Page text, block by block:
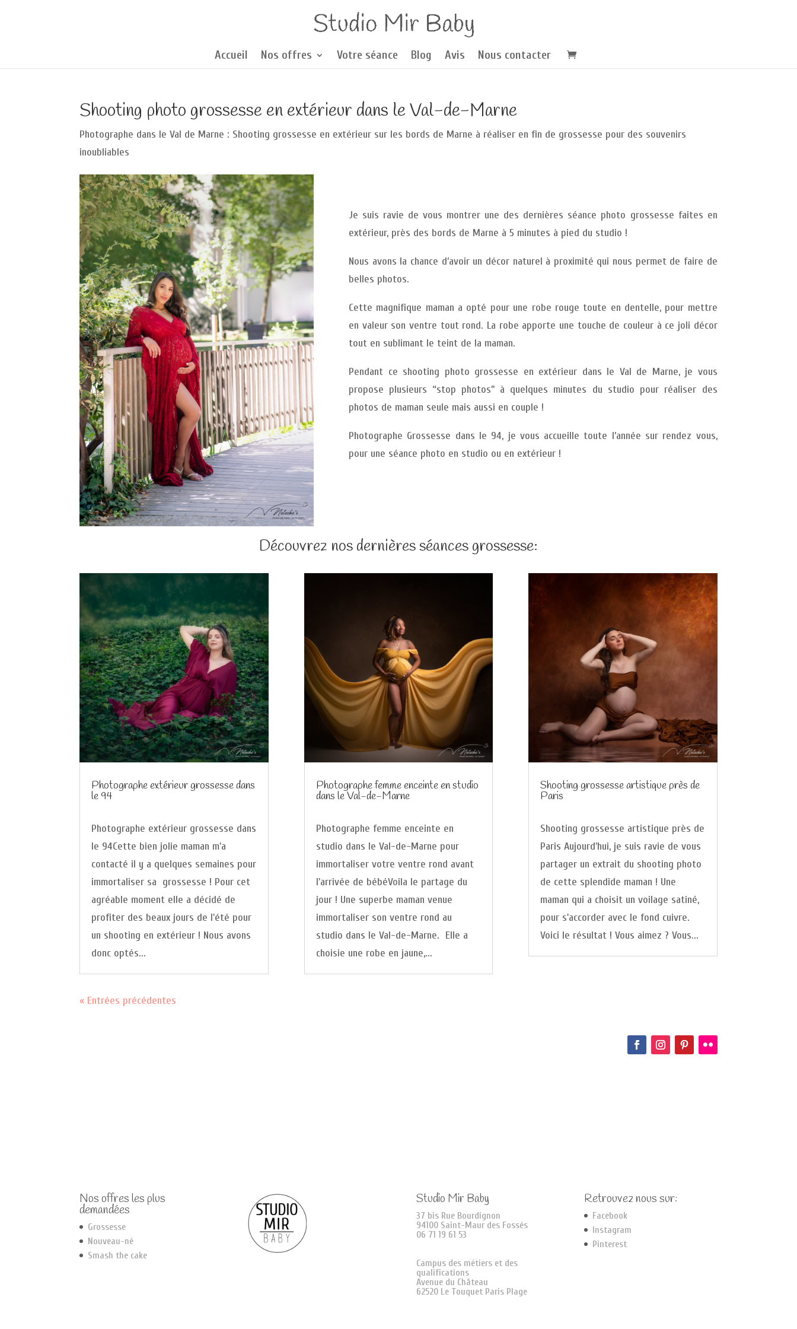
Accueil Nos offres Votre séance Blog Avis Nous contacter
Shooting photo grossesse en extérieur dans le Val-de-Marne
Photographe dans le Val de Marne : Shooting grossesse en extérieur sur les bords de Marne à réaliser en fin de grossesse pour des souvenirs
inoubliables
Je suis ravie de vous montrer une des dernières séance photo grossesse faites en
extérieur, près des bords de Marne à 5 minutes à pied du studio !
Nous avons la chance d’avoir un décor naturel à proximité qui nous permet de faire de
belles photos.
Cette magnifique maman a opté pour une robe rouge toute en dentelle, pour mettre
en valeur son ventre tout rond. La robe apporte une touche de couleur à ce joli décor
tout en sublimant le teint de la maman.
Pendant ce shooting photo grossesse en extérieur dans le Val de Marne, je vous
propose plusieurs “stop photos” à quelques minutes du studio pour réaliser des
photos de maman seule mais aussi en couple !
Photographe Grossesse dans le 94, je vous accueille toute l’année sur rendez vous,
pour une séance photo en studio ou en extérieur !
Découvrez nos dernières séances grossesse:
Photographe extérieur grossesse dans
le 94
Photographe extérieur grossesse dans
le 94Cette bien jolie maman m'a
contacté il y a quelques semaines pour
immortaliser sa grossesse ! Pour cet
agréable moment elle a décidé de
profiter des beaux jours de l'été pour
un shooting en extérieur ! Nous avons
donc optés...
Photographe femme enceinte en studio
dans le Val-de-Marne
Photographe femme enceinte en
studio dans le Val-de-Marne pour
immortaliser votre ventre rond avant
l'arrivée de bébéVoila le partage du
jour ! Une superbe maman venue
immortaliser son ventre rond au
studio dans le Val-de-Marne. Elle a
choisie une robe en jaune,...
Shooting grossesse artistique près de
Paris
Shooting grossesse artistique près de
Paris Aujourd'hui, je suis ravie de vous
partager un extrait du shooting photo
de cette splendide maman ! Une
maman qui a choisit un voilage satiné,
pour s'accorder avec le fond cuivre.
Voici le résultat ! Vous aimez ? Vous...
« Entrées précédentes
Nos offres les plus
demandées
Grossesse
Nouveau-né
Smash the cake
Studio Mir Baby
37 bis Rue Bourdignon
94100 Saint-Maur des Fossés
06 71 19 61 53
Campus des métiers et des
qualifications
Avenue du Château
62520 Le Touquet Paris Plage
Retrouvez nous sur:
Facebook
Instagram
Pinterest